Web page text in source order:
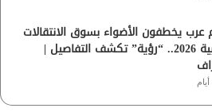
عرب يخطفون الأضواء بسوق الانتقالات
الأوروبية 2026.. “رؤية” تكشف التفاصيل |